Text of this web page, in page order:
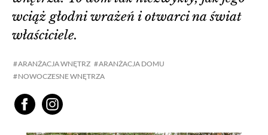
ARANŻACJA WNĘTRZ
ARANŻACJA DOMU
NOWOCZESNE WNĘTRZA
wciąż głodni wrażeń i otwarci na świat
właściciele.